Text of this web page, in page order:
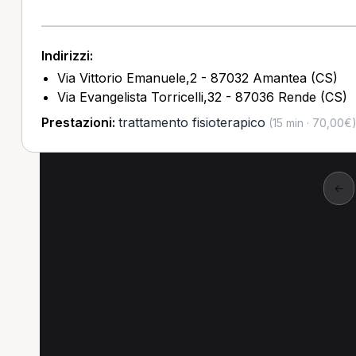
Indirizzi:
Via Vittorio Emanuele,2 - 87032 Amantea (CS)
Via Evangelista Torricelli,32 - 87036 Rende (CS)
Prestazioni: trattamento fisioterapico (15 min · 70,00€)
←